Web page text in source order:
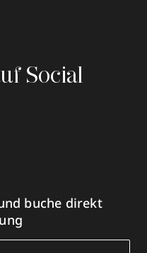
Social
buche direkt